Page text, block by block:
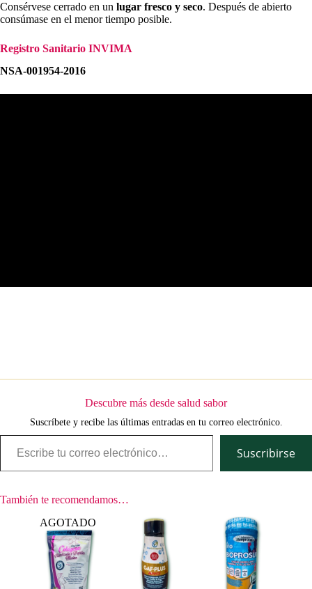
Consérvese cerrado en un lugar fresco y seco. Después de abierto
consúmase en el menor tiempo posible.
Registro Sanitario INVIMA
NSA-001954-2016
Descubre más desde salud sabor
Suscríbete y recibe las últimas entradas en tu correo electrónico.
Escribe tu correo electrónico…
Suscribirse
También te recomendamos…
AGOTADO